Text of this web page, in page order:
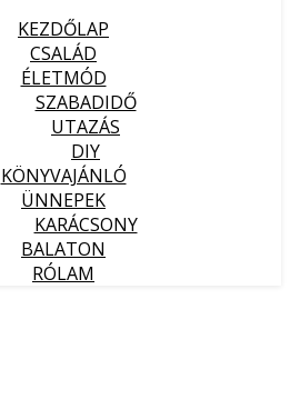
KEZDŐLAP
CSALÁD
ÉLETMÓD
SZABADIDŐ
UTAZÁS
DIY
KÖNYVAJÁNLÓ
ÜNNEPEK
KARÁCSONY
BALATON
RÓLAM